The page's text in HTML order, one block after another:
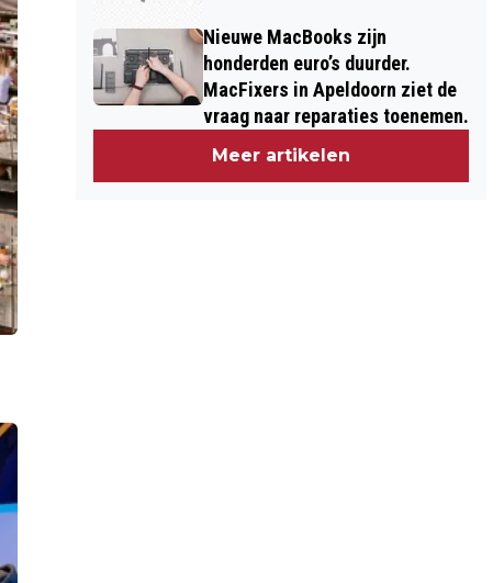
Nieuwe MacBooks zijn
honderden euro’s duurder.
MacFixers in Apeldoorn ziet de
vraag naar reparaties toenemen.
Meer artikelen